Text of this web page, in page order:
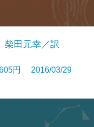
柴田元幸／訳
円 2016/03/29